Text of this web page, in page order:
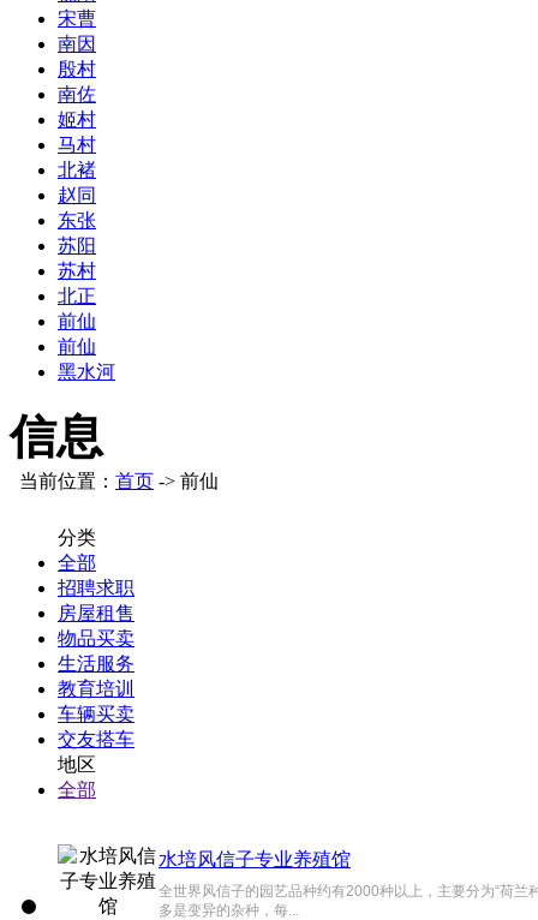
宋曹
南因
殷村
南佐
姬村
马村
北褚
赵同
东张
苏阳
苏村
北正
前仙
前仙
黑水河
信息
当前位置： 首页 -> 前仙
分类
全部
招聘求职
房屋租售
物品买卖
生活服务
教育培训
车辆买卖
交友搭车
地区
全部
水培风信子专业养殖馆
全世界风信子的园艺品种约有2000种以上，主要分为“荷兰
多是变异的杂种，每...